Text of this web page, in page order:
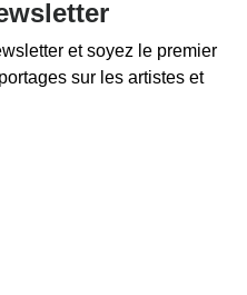
et soyez le premier
sur les artistes et